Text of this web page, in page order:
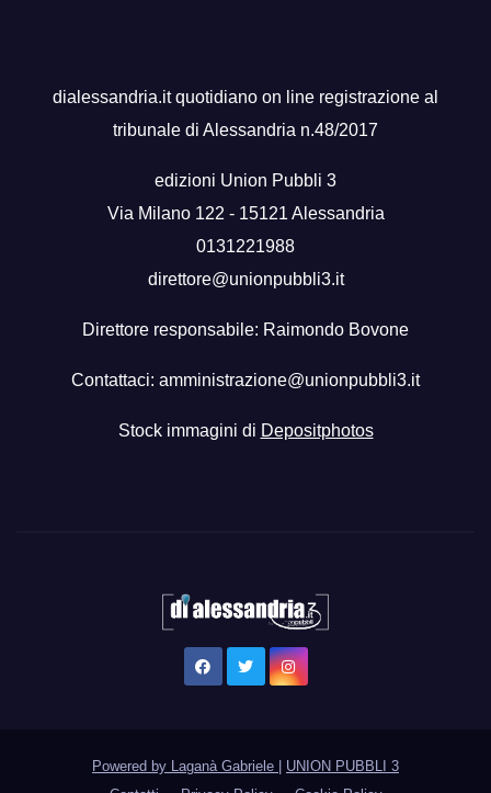
dialessandria.it quotidiano on line registrazione al
tribunale di Alessandria n.48/2017
edizioni Union Pubbli 3
Via Milano 122 - 15121 Alessandria
0131221988
direttore@unionpubbli3.it
Direttore responsabile: Raimondo Bovone
Contattaci: amministrazione@unionpubbli3.it
Stock immagini di Depositphotos
Powered by Laganà Gabriele
UNION PUBBLI 3